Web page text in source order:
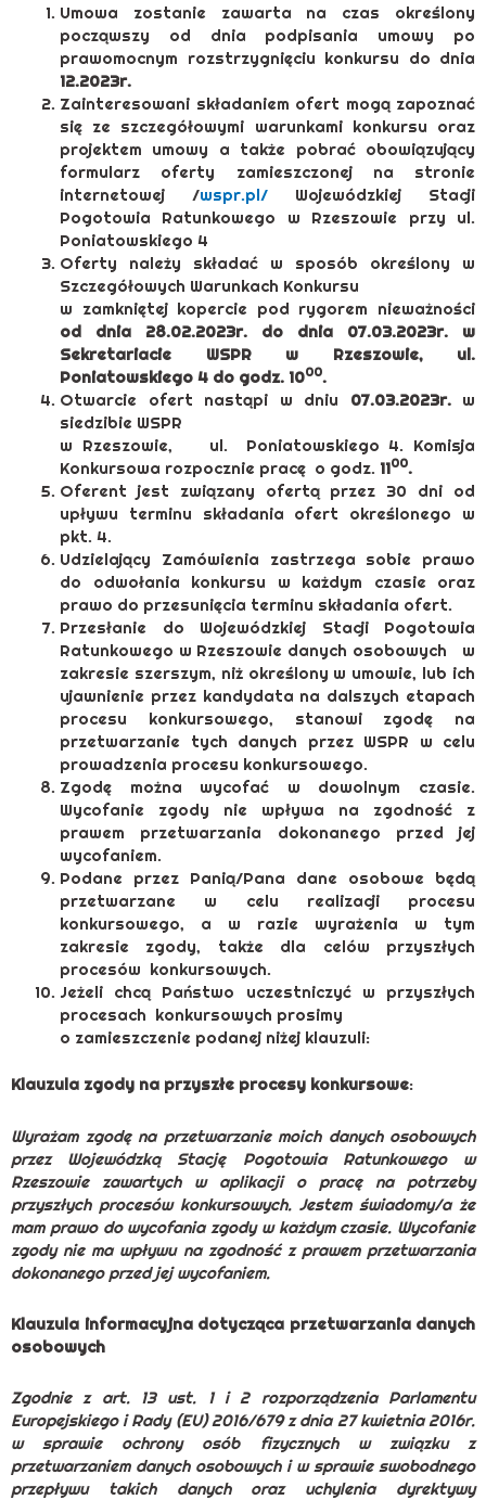
Umowa zostanie zawarta na czas określony
począwszy od dnia podpisania umowy po
prawomocnym rozstrzygnięciu konkursu do dnia
12.2023r.
Zainteresowani składaniem ofert mogą zapoznać
się ze szczegółowymi warunkami konkursu oraz
projektem umowy a także pobrać obowiązujący
formularz oferty zamieszczonej na stronie
internetowej /wspr.pl/ Wojewódzkiej Stacji
Pogotowia Ratunkowego w Rzeszowie przy ul.
Poniatowskiego 4
Oferty należy składać w sposób określony w
Szczegółowych Warunkach Konkursu
w zamkniętej kopercie pod rygorem nieważności
od dnia 28.02.2023r.
do dnia 07.03.2023r. w
Sekretariacie WSPR w Rzeszowie, ul.
Poniatowskiego 4 do godz. 1000.
Otwarcie ofert nastąpi w dniu 07.03.2023r. w
siedzibie WSPR
w Rzeszowie, ul. Poniatowskiego 4. Komisja
Konkursowa rozpocznie pracę o godz. 1100.
Oferent jest związany ofertą przez 30 dni od
upływu terminu składania ofert określonego w
pkt. 4.
Udzielający Zamówienia zastrzega sobie prawo
do odwołania konkursu w każdym czasie oraz
prawo do przesunięcia terminu składania ofert.
Przesłanie do Wojewódzkiej Stacji Pogotowia
Ratunkowego w Rzeszowie danych osobowych w
zakresie szerszym, niż określony w umowie, lub ich
ujawnienie przez kandydata na dalszych etapach
procesu konkursowego, stanowi zgodę na
przetwarzanie tych danych przez WSPR w celu
prowadzenia procesu konkursowego.
Zgodę można wycofać w dowolnym czasie.
Wycofanie zgody nie wpływa na zgodność z
prawem przetwarzania dokonanego przed jej
wycofaniem.
Podane przez Panią/Pana dane osobowe będą
przetwarzane w celu realizacji procesu
konkursowego, a w razie wyrażenia w tym
zakresie zgody, także dla celów przyszłych
procesów konkursowych.
Jeżeli chcą Państwo uczestniczyć w przyszłych
procesach konkursowych prosimy
o zamieszczenie podanej niżej klauzuli:
Klauzula zgody na przyszłe procesy konkursowe:
Wyrażam zgodę na przetwarzanie moich danych osobowych
przez Wojewódzką Stację Pogotowia Ratunkowego w
Rzeszowie zawartych w aplikacji o pracę na potrzeby
przyszłych procesów konkursowych. Jestem świadomy/a że
mam prawo do wycofania zgody w każdym czasie. Wycofanie
zgody nie ma wpływu na zgodność z prawem przetwarzania
dokonanego przed jej wycofaniem.
Klauzula informacyjna dotycząca przetwarzania danych
osobowych
Zgodnie z art. 13 ust. 1 i 2 rozporządzenia Parlamentu
Europejskiego i Rady (EU) 2016/679 z dnia 27 kwietnia 2016r.
w sprawie ochrony osób fizycznych w związku z
przetwarzaniem danych osobowych i w sprawie swobodnego
przepływu takich danych oraz uchylenia dyrektywy